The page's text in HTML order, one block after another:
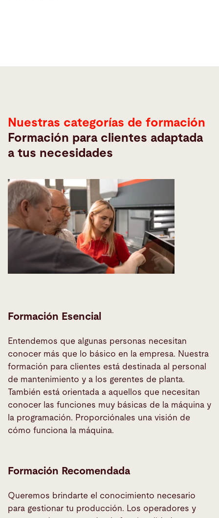
Nuestras categorías de formación
Formación para clientes adaptada
a tus necesidades
Formación Esencial
Entendemos que algunas personas necesitan
conocer más que lo básico en la empresa. Nuestra
formación para clientes está destinada al personal
de mantenimiento y a los gerentes de planta.
También está orientada a aquellos que necesitan
conocer las funciones muy básicas de la máquina y
la programación. Proporciónales una visión de
cómo funciona la máquina.
Formación Recomendada
Queremos brindarte el conocimiento necesario
para gestionar tu producción. Los operadores y